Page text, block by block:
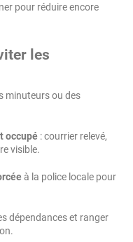
pour réduire encore
les
minuteurs ou des
occupé : courrier relevé,
visible.
à la police locale pour
dépendances et ranger